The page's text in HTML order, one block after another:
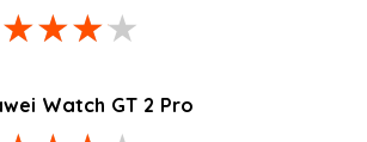
Watch GT 2 Pro